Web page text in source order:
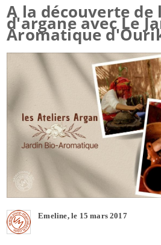
A la découverte
d'argane avec Le
Aromatique
Emeline, le 15 mars 2017